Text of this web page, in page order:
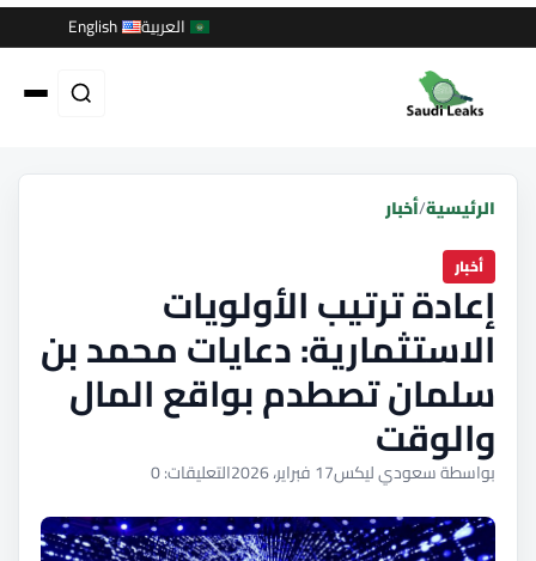
العربية English
الرئيسية/أخبار
أخبار
إعادة ترتيب الأولويات
الاستثمارية: دعايات محمد بن
سلمان تصطدم بواقع المال
والوقت
بواسطة سعودي ليكس17 فبراير، 2026 التعليقات: 0